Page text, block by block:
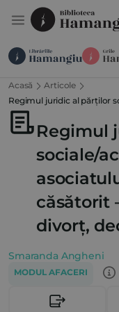
Module
Suport Contact
Acasă
Articole
Regimul juridic al părților
asociatului/acționarului
acestuiaRegimul
sociale/
căsătorit
divorț,
Smaranda Angheni
MODUL AFACERI